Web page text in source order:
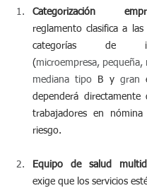
Categorización
reglamento clasifica a
categorías de
( microempresa, pequeña,
mediana tipo B y gran
dependerá
trabajadores en
riesgo.
Equipo de salud
exige que los servicios